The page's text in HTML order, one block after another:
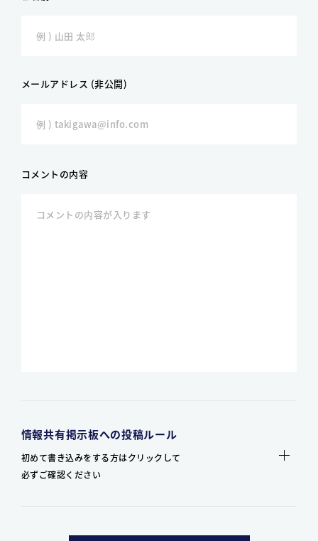
メールアドレス (非公開)
コメントの内容
情報共有掲示板への投稿ルール
初めて書き込みをする方はクリックして
必ずご確認ください